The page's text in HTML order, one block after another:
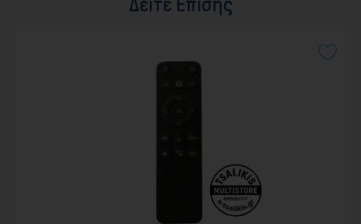
Δείτε Επίσης